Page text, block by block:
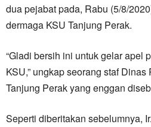
dua pejabat pada, Rabu (5/8/
dermaga KSU Tanjung Perak.
“Gladi bersih ini untuk gelar apel
KSU,” ungkap seorang staf
Tanjung Perak yang enggan
Seperti diberitakan sebelumnya,